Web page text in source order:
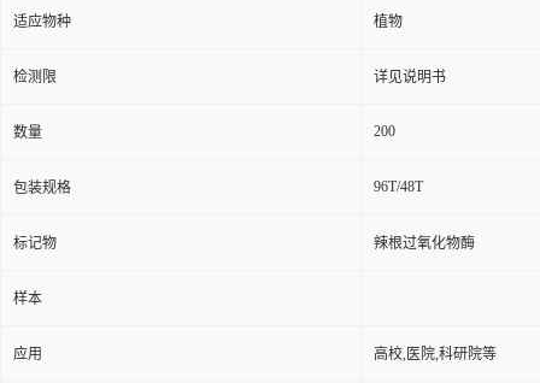
适应物种 植物
检测限 详见说明书
数量 200
包装规格 96T/48T
标记物 辣根过氧化物酶
样本
应用 高校,医院,科研院等